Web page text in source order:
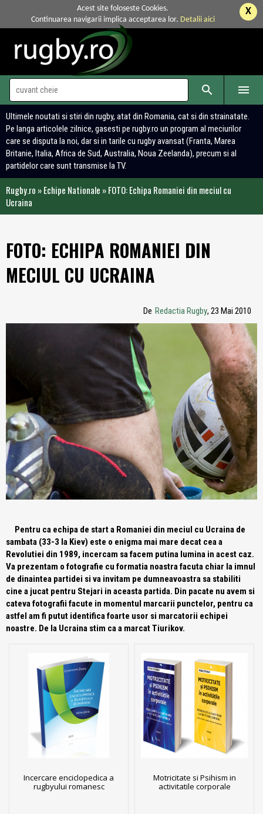
X
Acest site foloseste Cookies.
Continuarea navigarii implica acceptarea lor. Detalii aici
 
Ultimele noutati si stiri din rugby, atat din Romania, cat si din strainatate.
Pe langa articolele zilnice, gasesti pe rugby.ro un program al meciurilor
care se disputa la noi, dar si in tarile cu rugby avansat (Franta, Marea
Britanie, Italia, Africa de Sud, Australia, Noua Zeelanda), precum si al
partidelor care sunt transmise la TV.
Rugby.ro »Echipe Nationale »FOTO: Echipa Romaniei din meciul cu
Ucraina
FOTO: ECHIPA ROMANIEI DIN
MECIUL CU UCRAINA
De Redactia Rugby, 23 Mai 2010
Pentru ca echipa de start a Romaniei din meciul cu Ucraina de
sambata (33-3 la Kiev) este o enigma mai mare decat cea a
Revolutiei din 1989, incercam sa facem putina lumina in acest caz.
Va prezentam o fotografie cu formatia noastra facuta chiar la imnul
de dinaintea partidei si va invitam pe dumneavoastra sa stabiliti
cine a jucat pentru Stejari in aceasta partida. Din pacate nu avem si
cateva fotografii facute in momentul marcarii punctelor, pentru ca
astfel am fi putut identifica foarte usor si marcatorii echipei
noastre. De la Ucraina stim ca a marcat Tiurikov.
Incercare enciclopedica a
rugbyului romanesc
Motricitate si Psihism in
activitatile corporale